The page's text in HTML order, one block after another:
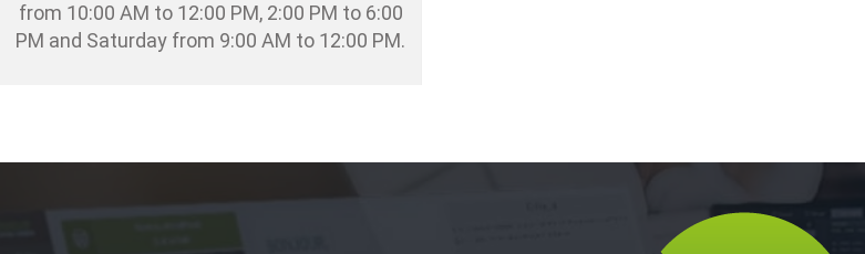
from 10:00 AM to 12:00 PM, 2:00 PM to 6:00
PM and Saturday from 9:00 AM to 12:00 PM.